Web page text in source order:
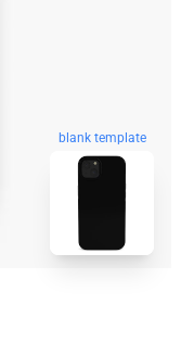
blank template